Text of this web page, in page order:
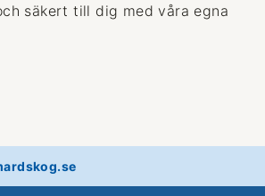
säkert till dig med våra egna